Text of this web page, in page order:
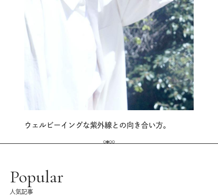
ウェルビーイングな紫外線との向き合い方。
Popular
人気記事